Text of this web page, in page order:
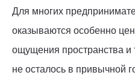
Для многих
оказываются особенно
ощущения пространства и
не осталось в привычной